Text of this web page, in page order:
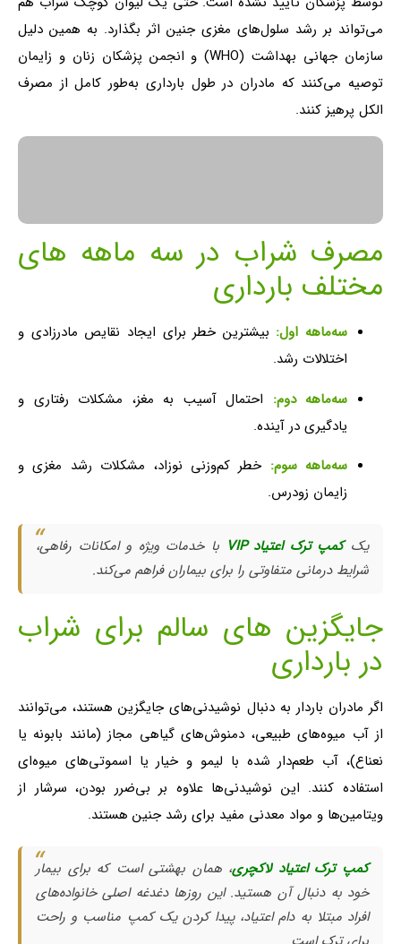
می‌تواند بر رشد سلول‌های مغزی جنین اثر بگذارد. به همین دلیل
سازمان جهانی بهداشت (WHO) و انجمن پزشکان زنان و زایمان
توصیه می‌کنند که مادران در طول بارداری به‌طور کامل از مصرف
الکل پرهیز کنند.
مصرف شراب در سه ماهه های
مختلف بارداری
سه‌ماهه اول: بیشترین خطر برای ایجاد نقایص مادرزادی و
اختلالات رشد.
سه‌ماهه دوم: احتمال آسیب به مغز، مشکلات رفتاری و
یادگیری در آینده.
سه‌ماهه سوم: خطر کم‌وزنی نوزاد، مشکلات رشد مغزی و
زایمان زودرس.
یککمپ ترک اعتیاد VIP
با خدمات ویژه و امکانات رفاهی،
شرایط درمانی متفاوتی را برای بیماران فراهم می‌کند.
جایگزین های سالم برای شراب
در بارداری
اگر مادران باردار به دنبال نوشیدنی‌های جایگزین هستند، می‌توانند
از آب میوه‌های طبیعی، دمنوش‌های گیاهی مجاز (مانند بابونه یا
نعناع)، آب طعم‌دار شده با لیمو و خیار یا اسموتی‌های میوه‌ای
استفاده کنند. این نوشیدنی‌ها علاوه بر بی‌ضرر بودن، سرشار از
ویتامین‌ها و مواد معدنی مفید برای رشد جنین هستند.
کمپ ترک اعتیاد لاکچری، همان بهشتی است که برای بیمار
خود به دنبال آن هستید. این روزها دغدغه اصلی خانواده‌های
افراد مبتلا به دام اعتیاد، پیدا کردن یک کمپ مناسب و راحت